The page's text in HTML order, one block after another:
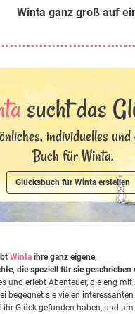
Winta ganz groß auf
sucht das
individuelles
Buch für Winta.
Glücksbuch für Winta erstellen
Winta ihre ganz eigene,
die speziell für sie geschrieben
und erlebt Abenteuer, die eng
begegnet sie vielen
Glück gefunden haben, und